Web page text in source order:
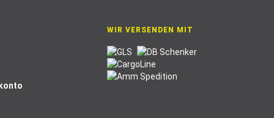
WIR VERSENDEN MIT